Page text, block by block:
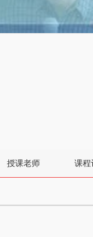
授课老师 课程